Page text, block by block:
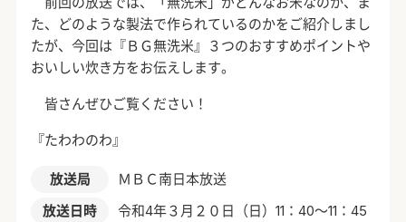
た、どのような製法で作られているのかをご紹介しまし
たが、今回は『ＢＧ無洗米』３つのおすすめポイントや
おいしい炊き方をお伝えします。
皆さんぜひご覧ください！
『たわわのわ』
放送局
ＭＢＣ南日本放送
放送日時
令和4年３月２０日（日）11：40～11：45